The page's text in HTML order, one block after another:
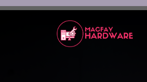
Aller